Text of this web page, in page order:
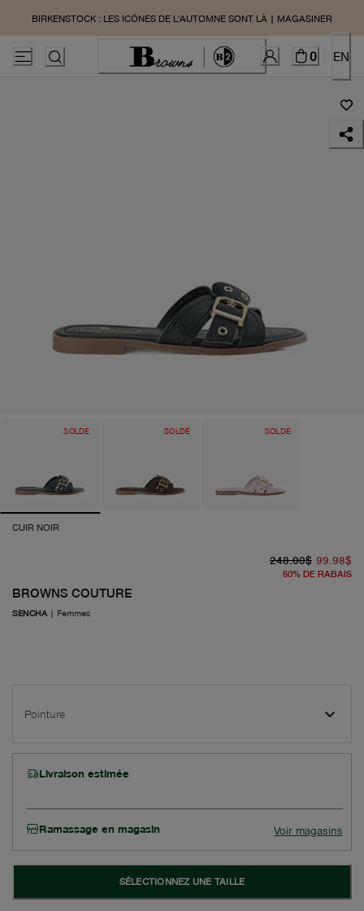
BIRKENSTOCK : LES ICÔNES DE L'AUTOMNE SONT LÀ | MAGASINER
0 EN
SOLDE SOLDE SOLDE
CUIR NOIR
BROWNS COUTURE
SENCHA | Femmes
248.00$ 99.98$
60% DE RABAIS
Pointure
Livraison estimée
Ramassage en magasin Voir magasins
SÉLECTIONNEZ UNE TAILLE